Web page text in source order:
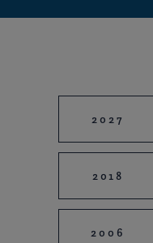
2027
2018
2006